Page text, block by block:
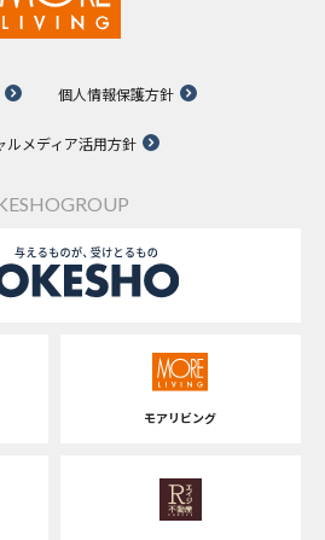
個人情報保護方針
ルメディア活用方針
モアリビング